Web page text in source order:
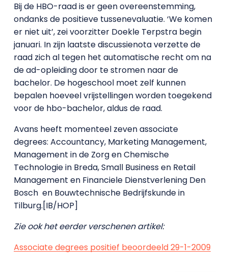
Bij de HBO-raad is er geen overeenstemming,
ondanks de positieve tussenevaluatie. ‘We komen
er niet uit’, zei voorzitter Doekle Terpstra begin
januari. In zijn laatste discussienota verzette de
raad zich al tegen het automatische recht om na
de ad-opleiding door te stromen naar de
bachelor. De hogeschool moet zelf kunnen
bepalen hoeveel vrijstellingen worden toegekend
voor de hbo-bachelor, aldus de raad.
Avans heeft momenteel zeven associate
degrees: Accountancy, Marketing Management,
Management in de Zorg en Chemische
Technologie in Breda, Small Business en Retail
Management en Financiele Dienstverlening Den
Bosch en Bouwtechnische Bedrijfskunde in
Tilburg.[IB/HOP]
Zie ook het eerder verschenen artikel:
Associate degrees positief beoordeeld 29-1-2009